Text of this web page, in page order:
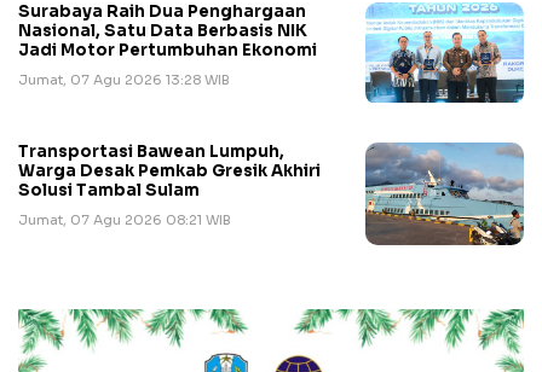
Surabaya Raih Dua Penghargaan
Nasional, Satu Data Berbasis NIK
Jadi Motor Pertumbuhan Ekonomi
Jumat, 07 Agu 2026 13:28 WIB
Transportasi Bawean Lumpuh,
Warga Desak Pemkab Gresik Akhiri
Solusi Tambal Sulam
Jumat, 07 Agu 2026 08:21 WIB